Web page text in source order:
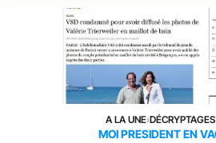
A LA UNE›DÉCRYPTAGES
MOI PRESIDENT EN